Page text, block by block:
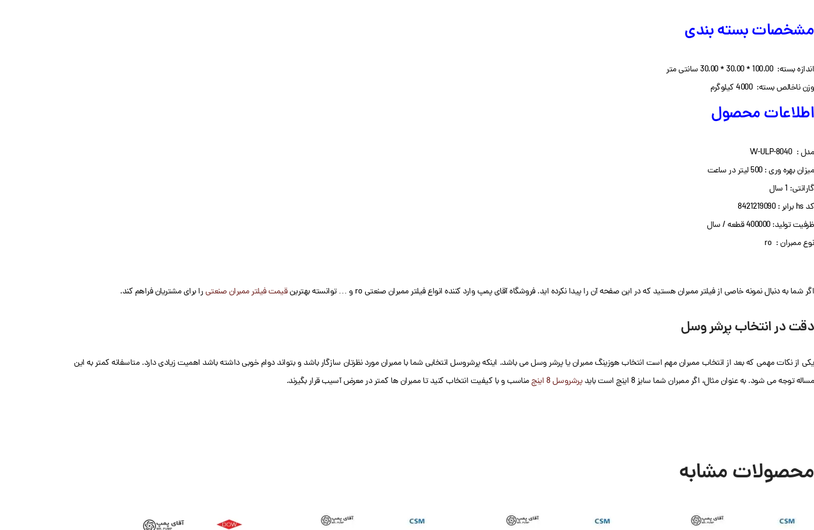
مشخصات بسته بندی
اندازه بسته: 100.00 * 30.00 * 30.00 سانتی متر
وزن ناخالص بسته: 4000 کیلوگرم
اطلاعات محصول
مدل : W-ULP-8040
میزان بهره وری : 500 لیتر در ساعت
گارانتی: 1 سال
کد hs برابر : 8421219090
ظرفیت تولید: 400000 قطعه / سال
نوع ممبران : ro
اگر شما به دنبال نمونه خاصی از فیلتر ممبران هستید که در این صفحه آن را پیدا نکرده اید. فروشگاه آقای پمپ وارد کننده انواع فیلتر ممبران صنعتی ro و … توانسته بهترین قیمت فیلتر ممبران صنعتیرا برای مشتریان فراهم کند.
دقت در انتخاب پرشر وسل
یکی از نکات مهمی که بعد از انتخاب ممبران مهم است انتخاب هوزینگ ممبران یا پرشر وسل می باشد. اینکه پرشروسل انتخابی شما با ممبران مورد نظرتان سازگار باشد و بتواند دوام خوبی داشته باشد اهمیت زیادی دارد. متاسفانه کمتر به این
مساله توجه می شود. به عنوان مثال، اگر ممبران شما سایز 8 اینچ است باید
پرشروسل 8 اینچ مناسب و با کیفیت انتخاب کنید تا ممبران ها کمتر در معرض آسیب قرار بگیرند.
محصولات مشابه